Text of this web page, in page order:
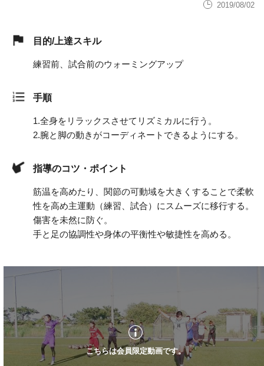
2019/08/02
目的/上達スキル
練習前、試合前のウォーミングアップ
手順
1.全身をリラックスさせてリズミカルに行う。
2.腕と脚の動きがコーディネートできるようにする。
指導のコツ・ポイント
筋温を高めたり、関節の可動域を大きくすることで柔軟
性を高め主運動（練習、試合）にスムーズに移行する。
傷害を未然に防ぐ。
手と足の協調性や身体の平衡性や敏捷性を高める。
こちらは会員限定動画です。